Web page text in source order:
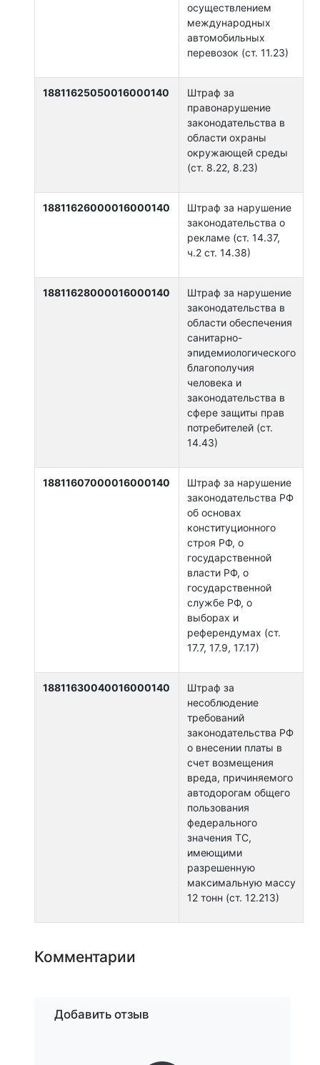
осуществлением
международных
автомобильных
перевозок (ст. 11.23)
18811625050016000140
Штраф за
правонарушение
законодательства в
области охраны
окружающей среды
(ст. 8.22, 8.23)
18811626000016000140
Штраф за нарушение
законодательства о
рекламе (ст. 14.37,
ч.2 ст. 14.38)
18811628000016000140
Штраф за нарушение
законодательства в
области обеспечения
санитарно-
эпидемиологического
благополучия
человека и
законодательства в
сфере защиты прав
потребителей (ст.
14.43)
18811607000016000140
Штраф за нарушение
законодательства РФ
об основах
конституционного
строя РФ, о
государственной
власти РФ, о
государственной
службе РФ, о
выборах и
референдумах (ст.
17.7, 17.9, 17.17)
18811630040016000140
Штраф за
несоблюдение
требований
законодательства РФ
о внесении платы в
счет возмещения
вреда, причиняемого
автодорогам общего
пользования
федерального
значения ТС,
имеющими
разрешенную
максимальную массу
12 тонн (ст. 12.213)
Комментарии
Добавить отзыв